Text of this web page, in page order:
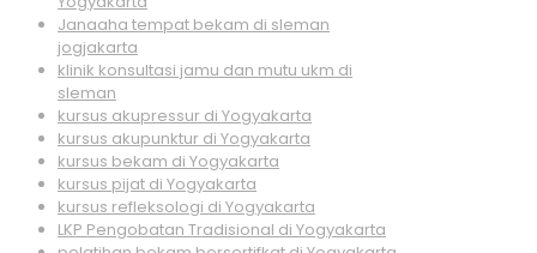
Janaaha tempat bekam di sleman
jogjakarta
klinik konsultasi jamu dan mutu ukm di
sleman
kursus akupressur di Yogyakarta
kursus akupunktur di Yogyakarta
kursus bekam di Yogyakarta
kursus pijat di Yogyakarta
kursus refleksologi di Yogyakarta
LKP Pengobatan Tradisional di Yogyakarta